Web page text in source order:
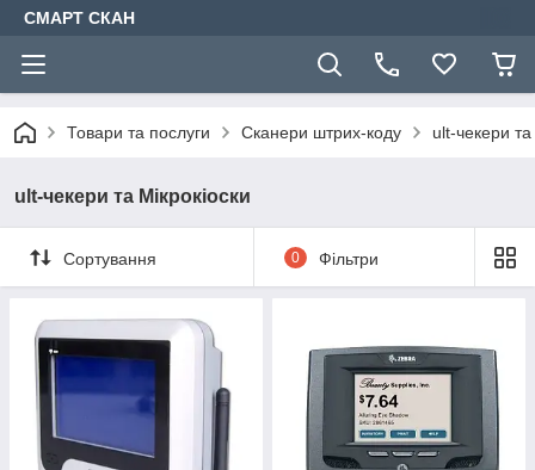
СМАРТ СКАН
Товари та послуги Сканери штрих-коду ult-чекери та
ult-чекери та Мікрокіоски
Сортування 0 Фільтри